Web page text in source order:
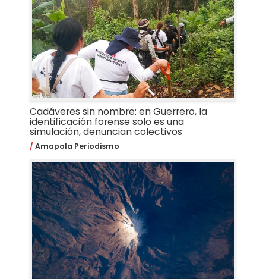
Cadáveres sin nombre: en Guerrero, la
identificación forense solo es una
simulación, denuncian colectivos
Amapola Periodismo